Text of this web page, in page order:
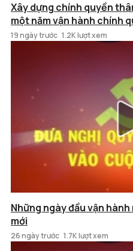
Xây dựng chính quyền
một năm vận hành chính
19 ngày trước 1.2K lượt xem
Những ngày đầu vận
mới
26 ngày trước 1.7K lượt xem